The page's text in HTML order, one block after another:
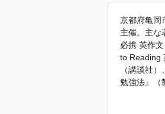
京都府亀岡
主催。主な
必携 英作
to Reading
（講談社
勉強法』（